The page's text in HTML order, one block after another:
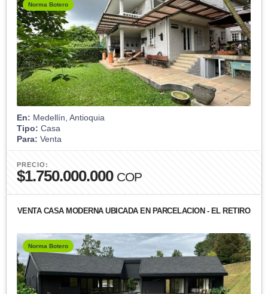
Norma Botero
En: Medellín, Antioquia
Tipo: Casa
Para: Venta
PRECIO:
$1.750.000.000 COP
VENTA CASA MODERNA UBICADA EN PARCELACIÓN - EL RETIRO
Norma Botero